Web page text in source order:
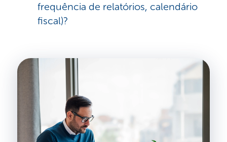
frequência de relatórios, calendário
fiscal)?